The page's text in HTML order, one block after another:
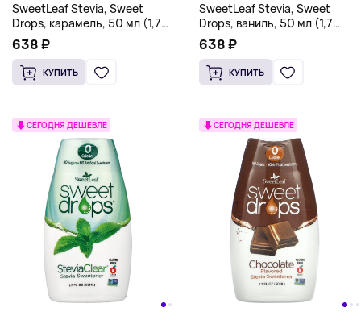
SweetLeaf Stevia, Sweet
Drops, карамель, 50 мл (1,7
жидк. Унции)
638 ₽
КУПИТЬ
SweetLeaf Stevia, Sweet
Drops, ваниль, 50 мл (1,7
жидк. Унции)
638 ₽
КУПИТЬ
СЕГОДНЯ ДЕШЕВЛЕ СЕГОДНЯ ДЕШЕВЛЕ